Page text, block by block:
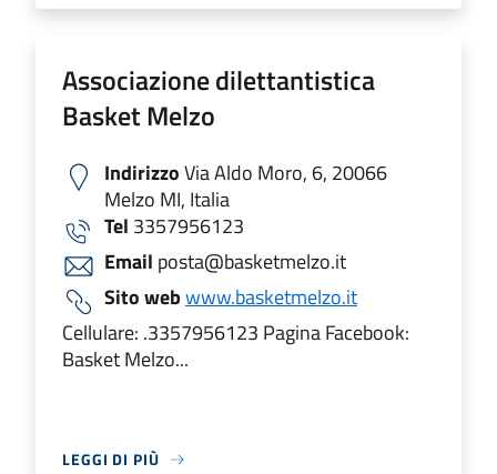
Associazione dilettantistica
Basket Melzo
IndirizzoVia Aldo Moro, 6, 20066
Melzo MI, Italia
Tel 3357956123
Email posta@basketmelzo.it
Sito webwww.basketmelzo.it
Cellulare: .3357956123 Pagina Facebook:
Basket Melzo...
LEGGI DI PIÙ